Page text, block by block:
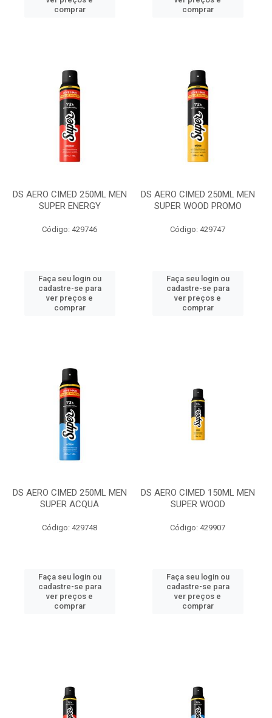
comprar
comprar
DS AERO CIMED 250ML MEN
SUPER ENERGY
Código: 429746
Faça seu login ou
cadastre-se para
ver preços e
comprar
DS AERO CIMED 250ML MEN
SUPER WOOD PROMO
Código: 429747
Faça seu login ou
cadastre-se para
ver preços e
comprar
DS AERO CIMED 250ML MEN
SUPER ACQUA
Código: 429748
Faça seu login ou
cadastre-se para
ver preços e
comprar
DS AERO CIMED 150ML MEN
SUPER WOOD
Código: 429907
Faça seu login ou
cadastre-se para
ver preços e
comprar